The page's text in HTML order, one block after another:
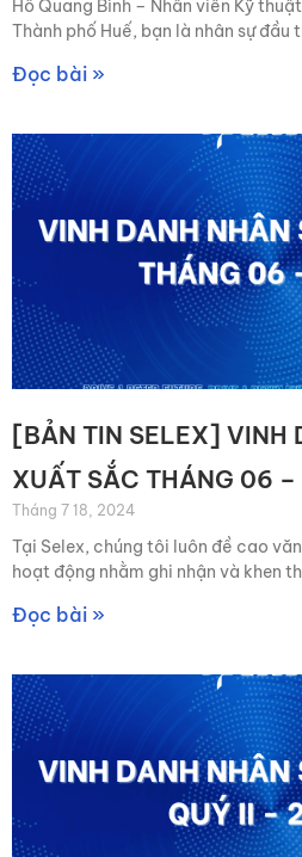
Hồ Quang Bình – Nhân viên Kỹ
Thành phố Huế, bạn là nhân sự đầu
Đọc bài »
[BẢN TIN SELEX] VINH
XUẤT SẮC THÁNG 06
Tháng 7 18, 2024
Tại Selex, chúng tôi luôn đề cao
hoạt động nhằm ghi nhận và khen
Đọc bài »